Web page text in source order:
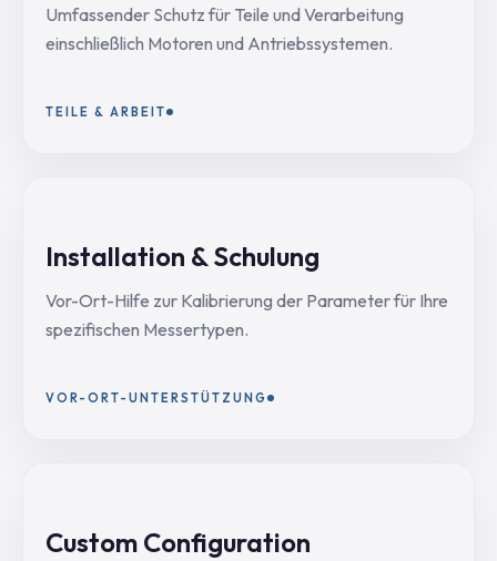
Umfassender Schutz für Teile und Verarbeitung
einschließlich Motoren und Antriebssystemen.
TEILE & ARBEIT
Installation & Schulung
Vor-Ort-Hilfe zur Kalibrierung der Parameter für Ihre
spezifischen Messertypen.
VOR-ORT-UNTERSTÜTZUNG
Custom Configuration